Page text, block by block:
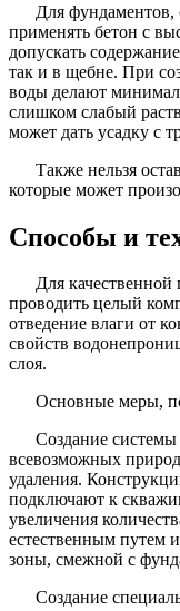
Для фундаментов,
применять бетон с
допускать
так и в щебне. При
воды делают
слишком слабый
может дать усадку с
Также нельзя
которые может
Способы и
Для
проводить целый
отведение влаги от
свойств
слоя.
Основные меры,
Создание системы
всевозможных
удаления.
подключают к
увеличения
естественным путем
зоны, смежной с
Создание